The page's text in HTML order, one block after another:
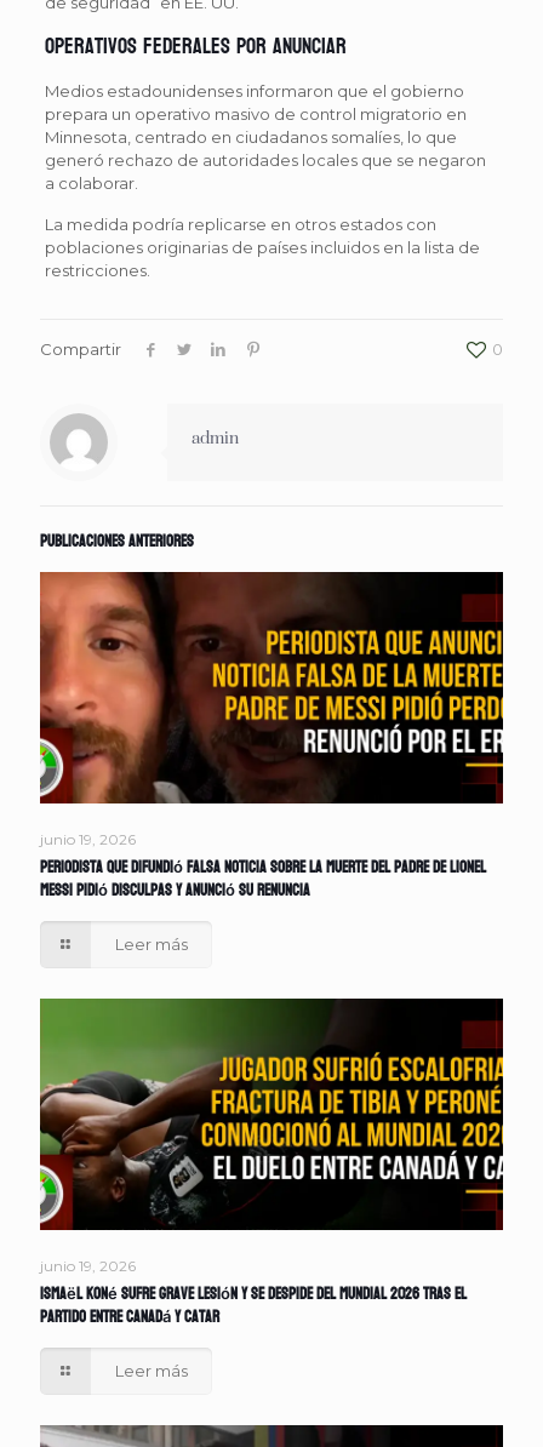
Operativos federales por anunciar
Medios estadounidenses informaron que el gobierno
prepara un operativo masivo de control migratorio en
Minnesota, centrado en ciudadanos somalíes, lo que
generó rechazo de autoridades locales que se negaron
a colaborar.
La medida podría replicarse en otros estados con
poblaciones originarias de países incluidos en la lista de
restricciones.
Compartir 0
admin
Publicaciones anteriores
junio 19, 2026
Periodista que difundió falsa noticia sobre la muerte del padre de Lionel
Messi pidió disculpas y anunció su renuncia
Leer más
junio 19, 2026
Ismaël Koné sufre grave lesión y se despide del Mundial 2026 tras el
partido entre Canadá y Catar
Leer más